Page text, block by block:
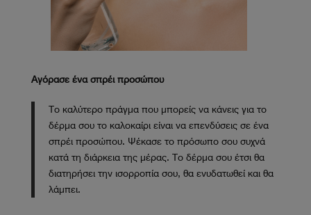
Αγόρασε ένα σπρέι προσώπου
Το καλύτερο πράγμα που μπορείς να κάνεις για το
δέρμα σου το καλοκαίρι είναι να επενδύσεις σε ένα
σπρέι προσώπου. Ψέκασε το πρόσωπο σου συχνά
κατά τη διάρκεια της μέρας. Το δέρμα σου έτσι θα
διατηρήσει την ισορροπία σου, θα ενυδατωθεί και θα
λάμπει.